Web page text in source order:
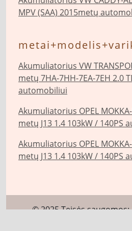
MPV (SAA) 2015metų
Akumuliatorius VW
metų 7HA-7HH-7EA-7EH 2.0
automobiliui
Akumuliatorius OPEL
metų J13 1.4 103kW / 140PS
Akumuliatorius OPEL
metų J13 1.4 103kW / 140PS
© 2025 Teisės saugomos: